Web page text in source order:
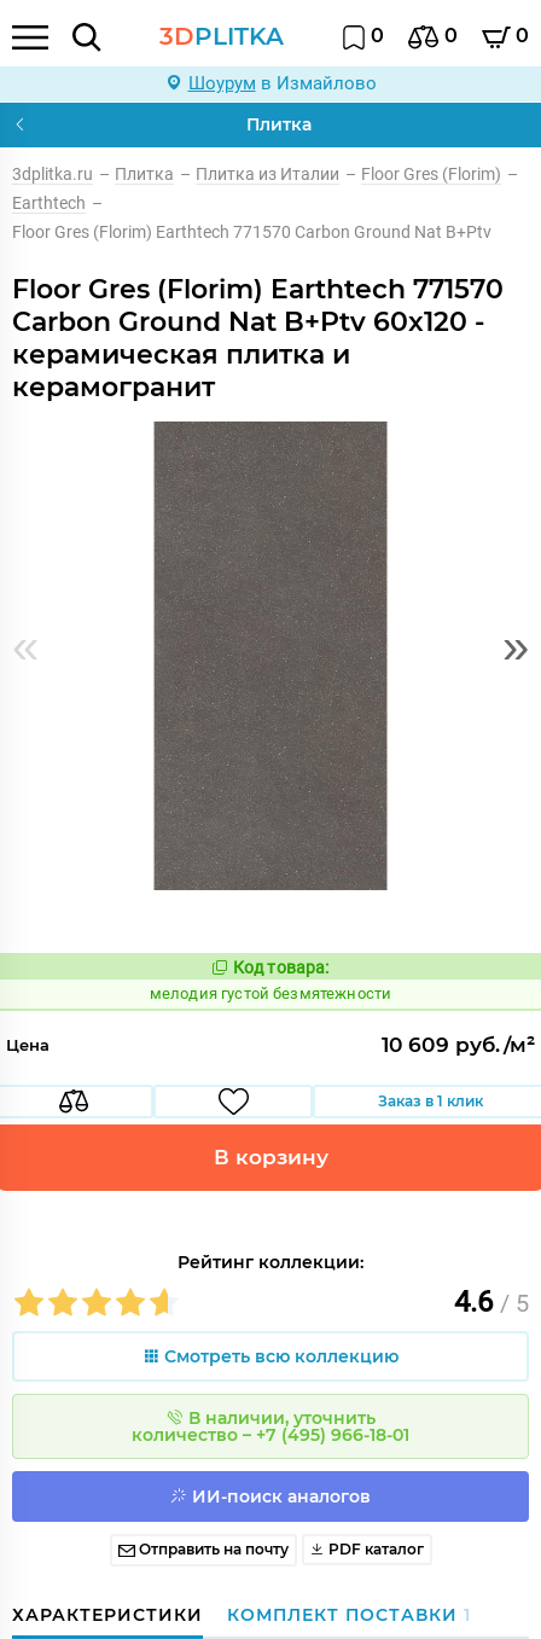
3DPLITKA 0 0 0
Шоурум в Измайлово
Плитка
3dplitka.ru – Плитка – Плитка из Италии – Floor Gres (Florim) –
Earthtech –
Floor Gres (Florim) Earthtech 771570 Carbon Ground Nat B+Ptv
Floor Gres (Florim) Earthtech 771570
Carbon Ground Nat B+Ptv 60x120 -
керамическая плитка и
керамогранит
« »
Код:
956004
Код товара:
мелодия густой безмятежности
Цена 10 609 руб./м²
Заказ в 1 клик
В корзину
Рейтинг коллекции:
4.6 / 5
Смотреть всю коллекцию
В наличии, уточнить
количество – +7 (495) 966-18-01
ИИ-поиск аналогов
Отправить на почту PDF каталог
ХАРАКТЕРИСТИКИ КОМПЛЕКТ ПОСТАВКИ 1